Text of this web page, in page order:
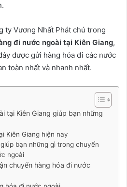
ty Vương Nhất Phát chú trong
đi nước ngoài tại Kiên Giang,
được gửi hàng hóa đi các nước
toàn nhất và nhanh nhất.
tại Kiên Giang giúp bạn những
Kiên Giang hiện nay
bạn những gì trong chuyển
ngoài
chuyển hàng hóa đi nước